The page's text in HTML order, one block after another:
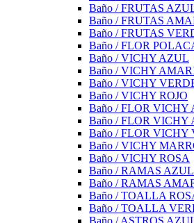
Baño / FRUTAS
Baño / FRUTAS
Baño / FRUTAS
Baño / FLOR
Baño / VICHY AZUL
Baño / VICHY
Baño / VICHY
Baño / VICHY ROJO
Baño / FLOR VICHY
Baño / FLOR VICHY
Baño / FLOR VICHY
Baño / VICHY
Baño / VICHY ROSA
Baño / RAMAS AZUL
Baño / RAMAS
Baño / TOALLA
Baño / TOALLA
Baño / ASTROS